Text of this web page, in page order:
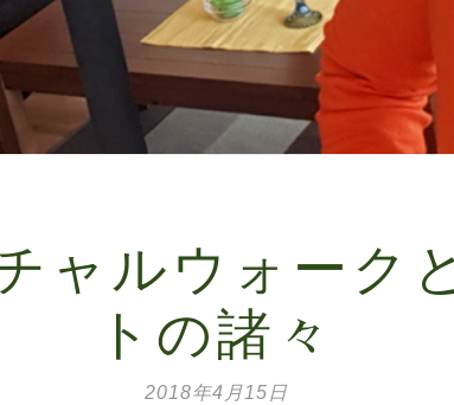
ャルウォーク
トの諸々
2018年4月15日